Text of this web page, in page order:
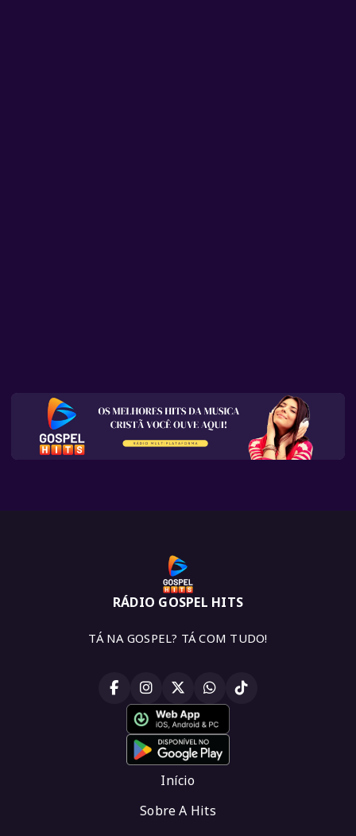
RÁDIO GOSPEL HITS
TÁ NA GOSPEL? TÁ COM TUDO!
Início
Sobre A Hits